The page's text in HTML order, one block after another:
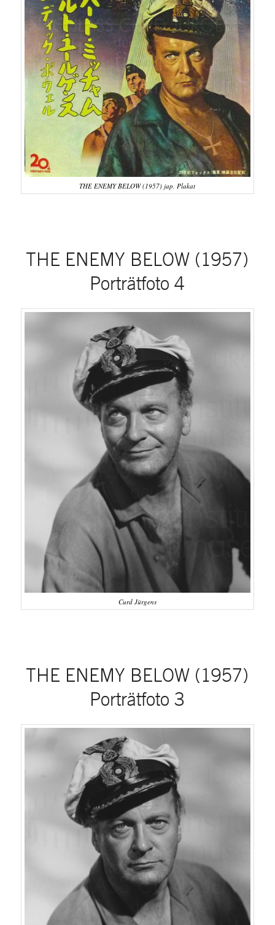
THE ENEMY BELOW (1957) jap. Plakat
THE ENEMY BELOW (1957)
Porträtfoto 4
Curd Jürgens
THE ENEMY BELOW (1957)
Porträtfoto 3